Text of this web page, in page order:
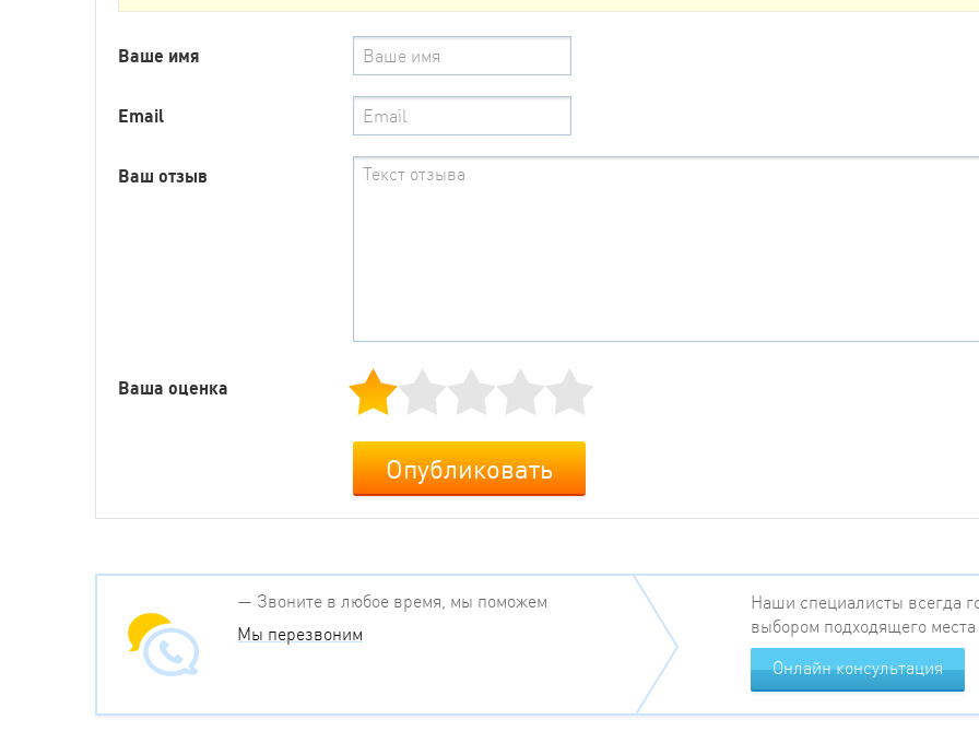
Ваше имя
Email
Ваш отзыв
Ваша оценка
Опубликовать
— Звоните в любое время, мы поможем
Мы перезвоним
Наши специалисты всегда
выбором подходящего
Онлайн консультация